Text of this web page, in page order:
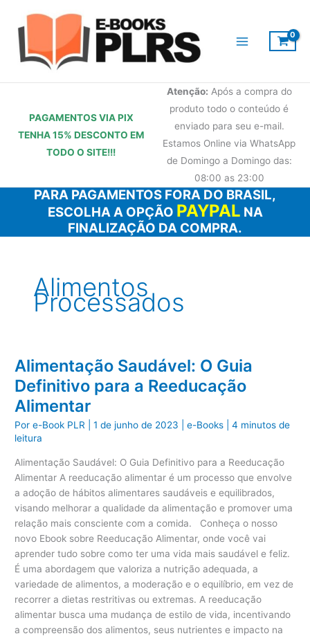
conteúdo
PAGAMENTOS VIA PIX
TENHA 15% DESCONTO EM
TODO O SITE!!!
Atenção: Após a compra do
produto todo o conteúdo é
enviado para seu e-mail.
Estamos Online via WhatsApp
de Domingo a Domingo das:
08:00 as 23:00
PARA PAGAMENTOS FORA DO BRASIL,
ESCOLHA A OPÇÃO PAYPAL NA
FINALIZAÇÃO DA COMPRA.
Alimentos
Processados
Alimentação Saudável: O Guia
Definitivo para a Reeducação
Alimentar
Pore-Book PLR |1 de junho de 2023 |e-Books |4 minutos de
leitura
Alimentação Saudável: O Guia Definitivo para a Reeducação
Alimentar A reeducação alimentar é um processo que envolve
a adoção de hábitos alimentares saudáveis e equilibrados,
visando melhorar a qualidade da alimentação e promover uma
relação mais consciente com a comida. Conheça o nosso
novo Ebook sobre Reeducação Alimentar, onde você vai
aprender tudo sobre como ter uma vida mais saudável e feliz.
É uma abordagem que valoriza a nutrição adequada, a
variedade de alimentos, a moderação e o equilíbrio, em vez de
recorrer a dietas restritivas ou extremas. A reeducação
alimentar busca uma mudança de estilo de vida, incentivando
a compreensão dos alimentos, seus nutrientes e impacto na